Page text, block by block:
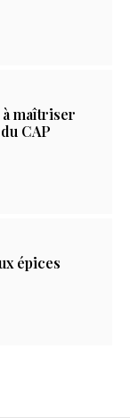
maîtriser
CAP
épices